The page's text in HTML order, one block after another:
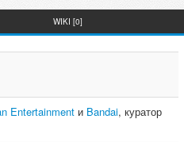
WIKI [0]
Entertainment и Bandai, куратор